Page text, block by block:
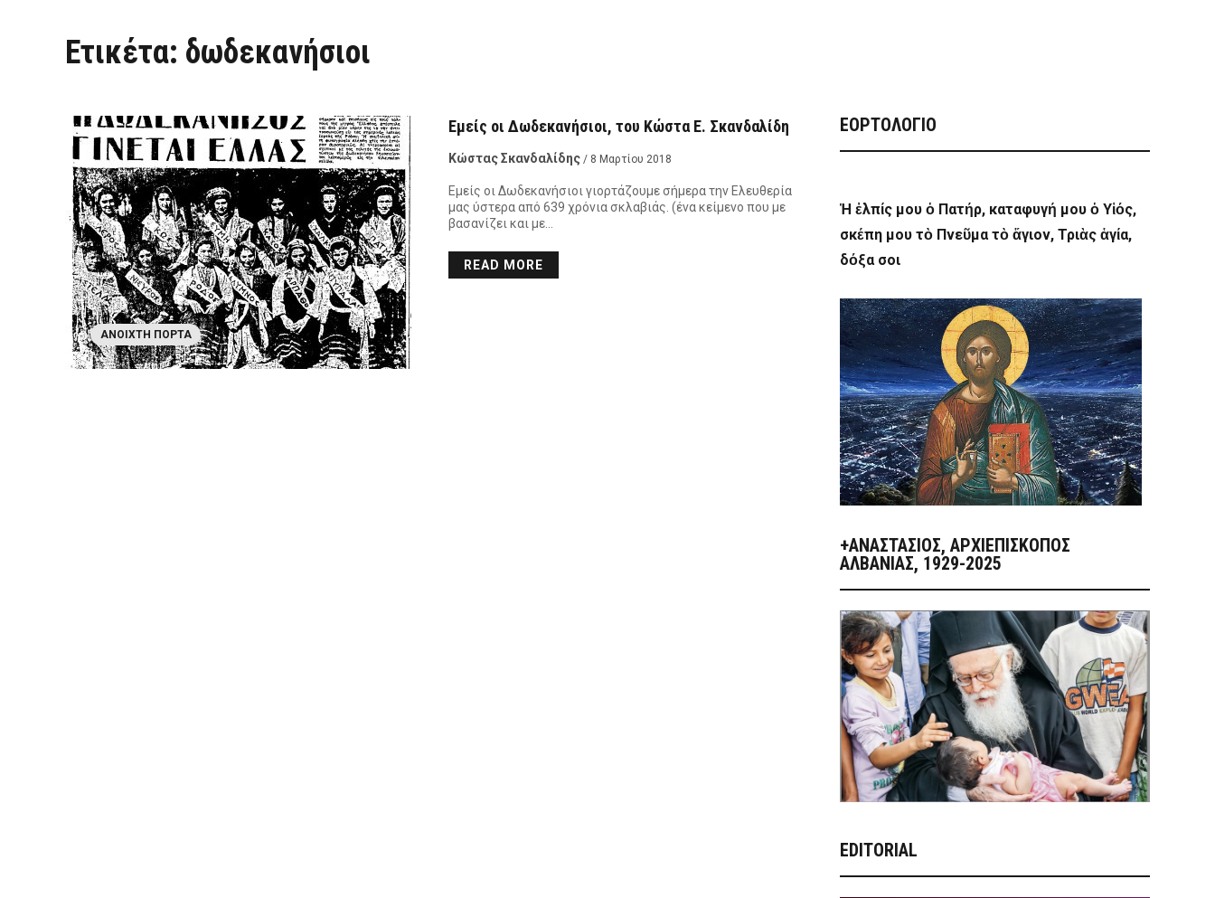
Ετικέτα: δωδεκανήσιοι
ΑΝΟΙΧΤΉ ΠΌΡΤΑ
Εμείς οι Δωδεκανήσιοι, του Κώστα Ε. Σκανδαλίδη
Κώστας Σκανδαλίδης / 8 Μαρτίου 2018
Εμείς οι Δωδεκανήσιοι γιορτάζουμε σήμερα την Ελευθερία
μας ύστερα από 639 χρόνια σκλαβιάς. (ένα κείμενο που με
βασανίζει και με…
READ MORE
ΕΟΡΤΟΛΟΓΙΟ
Ἡ ἐλπίς μου ὁ Πατήρ, καταφυγή μου ὁ Υἱός,
σκέπη μου τὸ Πνεῦμα τὸ ἅγιον, Τριὰς ἁγία,
δόξα σοι
+ΑΝΑΣΤΆΣΙΟΣ, ΑΡΧΙΕΠΊΣΚΟΠΟΣ
ΑΛΒΑΝΊΑΣ, 1929-2025
EDITORIAL